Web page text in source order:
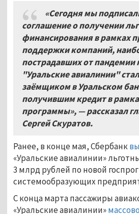
«Сегодня мы
соглашение о получении
финансирования в рамках
поддержки компаний,
пострадавших от пандемии
"Уральские авиалинии"
заёмщиком в Уральском
получившим кредит в
программы», — рассказал
Сергей Скуратов.
Ранее, в конце мая, Сбербанк
«Уральские авиалинии»
3 млрд рублей по новой
системообразующих
С конца марта пассажиры
«Уральские авиалинии»